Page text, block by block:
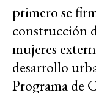
primero se
construcción
mujeres
desarrollo
Programa de